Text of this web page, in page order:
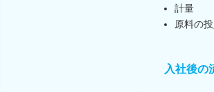
計量
原料の
入社後の